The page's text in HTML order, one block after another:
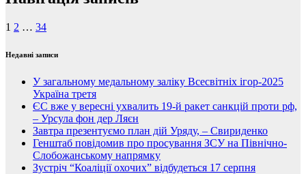
1 2 … 34
Недавні записи
У загальному медальному заліку Всесвітніх ігор-2025
Україна третя
ЄС вже у вересні ухвалить 19-й ракет санкцій проти рф,
– Урсула фон дер Ляєн
Завтра презентуємо план дій Уряду, – Свириденко
Генштаб повідомив про просування ЗСУ на Північно-
Слобожанському напрямку
Зустріч “Коаліції охочих” відбудеться 17 серпня